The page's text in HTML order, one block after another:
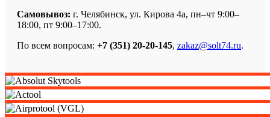
Самовывоз: г. Челябинск, ул. Кирова 4а, пн–чт 9:00–
18:00, пт 9:00–17:00.
По всем вопросам: +7 (351) 20-20-145, zakaz@solt74.ru.